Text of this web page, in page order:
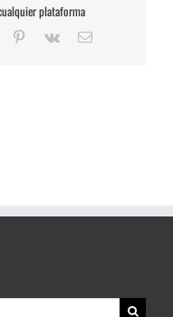
plataforma
Tumblr Pinterest
Vk
Correo